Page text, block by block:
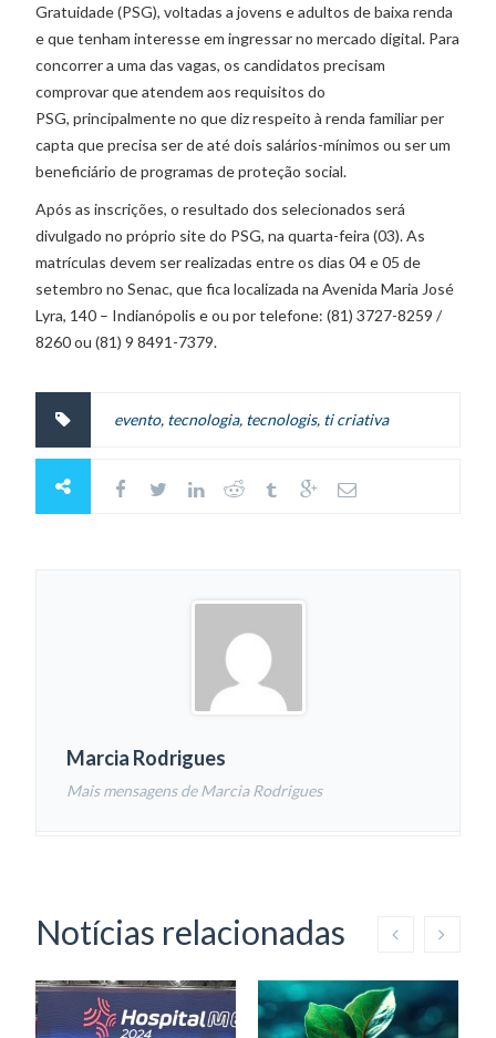
Gratuidade (PSG), voltadas a jovens e adultos de baixa renda
e que tenham interesse em ingressar no mercado digital. Para
concorrer a uma das vagas, os candidatos precisam
comprovar que atendem aos requisitos do
PSG, principalmente no que diz respeito à renda familiar per
capta que precisa ser de até dois salários-mínimos ou ser um
beneficiário de programas de proteção social.
Após as inscrições, o resultado dos selecionados será
divulgado no próprio site do PSG, na quarta-feira (03). As
matrículas devem ser realizadas entre os dias 04 e 05 de
setembro no Senac, que fica localizada na Avenida Maria José
Lyra, 140 – Indianópolis e ou por telefone: (81) 3727-8259 /
8260 ou (81) 9 8491-7379.
evento, tecnologia, tecnologis, ti criativa
Marcia Rodrigues
Mais mensagens de Marcia Rodrigues
Notícias relacionadas